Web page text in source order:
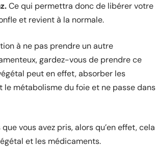
Ce qui permettra donc de libérer votre
et revient à la normale.
à ne pas prendre un autre
gardez-vous de prendre ce
peut en effet, absorber les
le métabolisme du foie et ne passe dans
vous avez pris, alors qu’en effet, cela
et les médicaments.